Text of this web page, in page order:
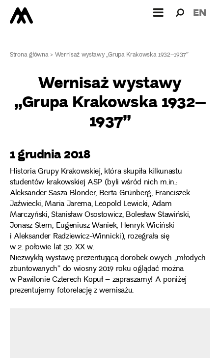
dla: EN
Strona główna>Wernisaż wystawy „Grupa Krakowska 1932–1937”
Wernisaż wystawy
„Grupa Krakowska 1932–
1937”
1 grudnia 2018
Historia Grupy Krakowskiej, która skupiła kilkunastu
studentów krakowskiej ASP (byli wśród nich m.in.:
Aleksander Sasza Blonder, Berta Grünberg, Franciszek
Jaźwiecki, Maria Jarema, Leopold Lewicki, Adam
Marczyński, Stanisław Osostowicz, Bolesław Stawiński,
Jonasz Stern, Eugeniusz Waniek, Henryk Wiciński
i Aleksander Radziewicz-Winnicki), rozegrała się
w 2. połowie lat 30. XX w.
Niezwykłą wystawę prezentującą dorobek owych „młodych
zbuntowanych” do wiosny 2019 roku oglądać można
w Pawilonie Czterech Kopuł – zapraszamy! A poniżej
prezentujemy fotorelację z wernisażu.